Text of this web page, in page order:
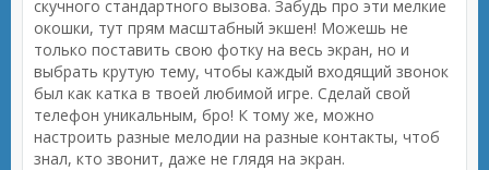
скучного стандартного вызова. Забудь про эти мелкие
окошки, тут прям масштабный экшен! Можешь не
только поставить свою фотку на весь экран, но и
выбрать крутую тему, чтобы каждый входящий звонок
был как катка в твоей любимой игре. Сделай свой
телефон уникальным, бро! К тому же, можно
настроить разные мелодии на разные контакты, чтоб
знал, кто звонит, даже не глядя на экран.